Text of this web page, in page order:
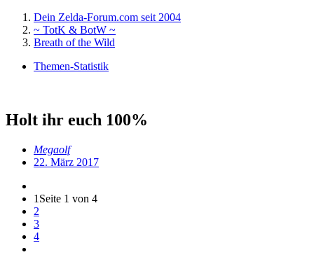
Dein Zelda-Forum.com seit 2004
~ TotK & BotW ~
Breath of the Wild
Themen-Statistik
Holt ihr euch 100%
Megaolf
22. März 2017
1 Seite 1 von 4
2
3
4